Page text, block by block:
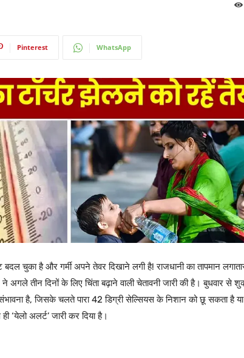
Pinterest WhatsApp
चुका है और गर्मी अपने तेवर दिखाने लगी है! राजधानी का तापमान
अगले तीन दिनों के लिए चिंता बढ़ाने वाली चेतावनी जारी की है। बुधवार से
है, जिसके चलते पारा 42 डिग्री सेल्सियस के निशान को छू सकता है या
अलर्ट’ जारी कर दिया है।